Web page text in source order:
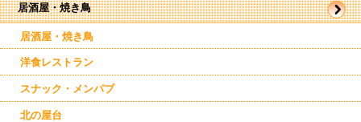
居酒屋・焼き鳥
居酒屋・焼き鳥
洋食レストラン
スナック・メンパブ
北の屋台
帯広市
駅近郊
駅周辺
東帯広
西帯広
南帯広
音更
池田